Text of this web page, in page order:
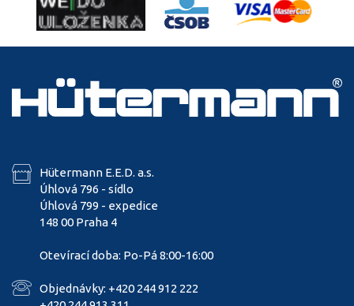
Hütermann E.E.D. a.s.
Úhlová 796 - sídlo
Úhlová 799 - expedice
148 00 Praha 4
Otevírací doba: Po-Pá 8:00-16:00
Objednávky: +420 244 912 222